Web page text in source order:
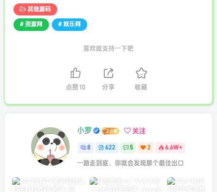
其他源码
# 资源网 # 娱乐网
喜欢就支持一下吧
点赞 10 分享 收藏
小罗 关注
8 622 5 2 6.6W+
一路走到底，你就会发现那个最佳出口